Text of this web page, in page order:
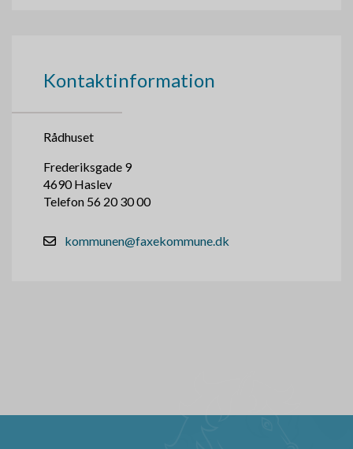
Kontaktinformation
Rådhuset
Frederiksgade 9
4690 Haslev
Telefon 56 20 30 00
kommunen@faxekommune.dk